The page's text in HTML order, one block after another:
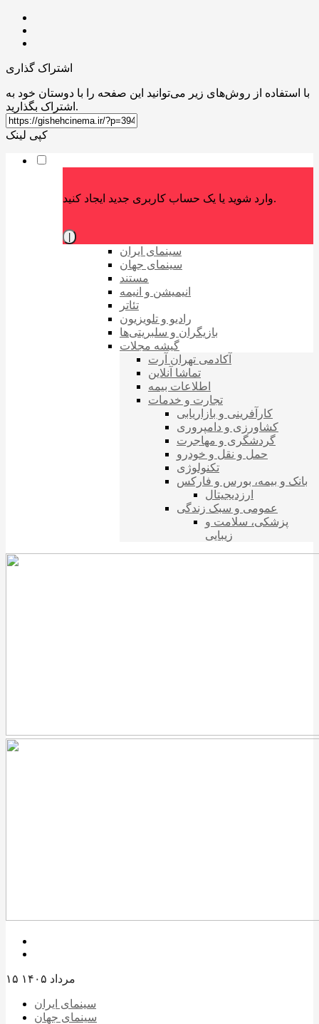
اشتراک گذاری
با استفاده از روش‌های زیر می‌توانید این صفحه را با دوستان خود به
اشتراک بگذارید.
کپی لینک
وارد شوید یا یک حساب کاربری جدید ایجاد کنید.
سینمای ایران
سینمای جهان
مستند
انیمیشن و انیمه
تئاتر
رادیو و تلویزیون
بازیگران و سلبریتی‌ها
گیشه مجلات
آکادمی تهران آرت
تماشا آنلاین
اطلاعات بیمه
تجارت و خدمات
کارآفرینی و بازاریابی
کشاورزی و دامپروری
گردشگری و مهاجرت
حمل و نقل و خودرو
تکنولوژی
بانک و بیمه، بورس و فارکس
ارزدیجیتال
عمومی و سبک زندگی
پزشکی، سلامت و
زیبایی
۱۵ مرداد ۱۴۰۵
سینمای ایران
سینمای جهان